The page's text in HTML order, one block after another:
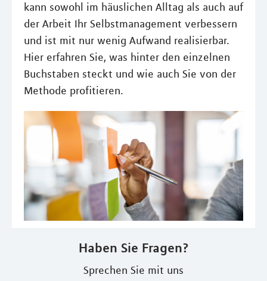
kann sowohl im häuslichen Alltag als auch auf
der Arbeit Ihr Selbstmanagement verbessern
und ist mit nur wenig Aufwand realisierbar.
Hier erfahren Sie, was hinter den einzelnen
Buchstaben steckt und wie auch Sie von der
Methode profitieren.
Haben Sie Fragen?
Sprechen Sie mit uns